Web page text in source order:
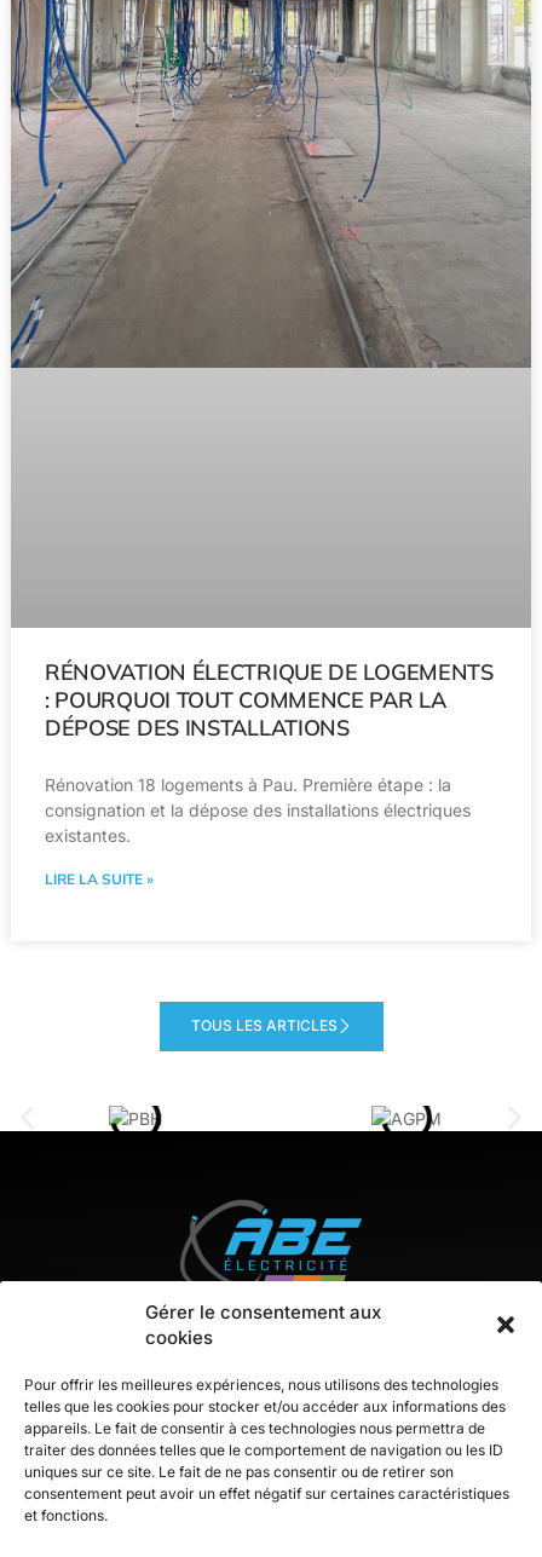
Gérer le consentement aux
cookies
Pour offrir les meilleures expériences, nous utilisons des technologies
telles que les cookies pour stocker et/ou accéder aux informations des
appareils. Le fait de consentir à ces technologies nous permettra de
traiter des données telles que le comportement de navigation ou les ID
uniques sur ce site. Le fait de ne pas consentir ou de retirer son
consentement peut avoir un effet négatif sur certaines caractéristiques
et fonctions.
RÉNOVATION ÉLECTRIQUE DE LOGEMENTS
: POURQUOI TOUT COMMENCE PAR LA
DÉPOSE DES INSTALLATIONS
Rénovation 18 logements à Pau. Première étape : la
consignation et la dépose des installations électriques
existantes.
LIRE LA SUITE »
TOUS LES ARTICLES
Contact
ZA Berlanne, 28 rue du pont long